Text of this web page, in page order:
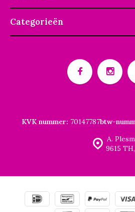
Categorieën
A.
9615
KVK nummer: 70147787btw-